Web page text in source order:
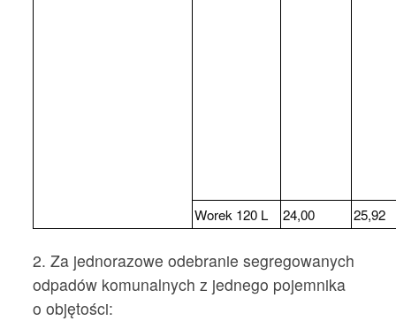
Worek 120 L 24,00 25,92
2. Za jednorazowe odebranie segregowanych
odpadów komunalnych z jednego pojemnika
o objętości: